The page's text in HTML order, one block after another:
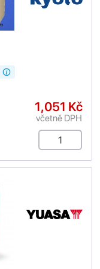
1,051 Kč
včetně DPH